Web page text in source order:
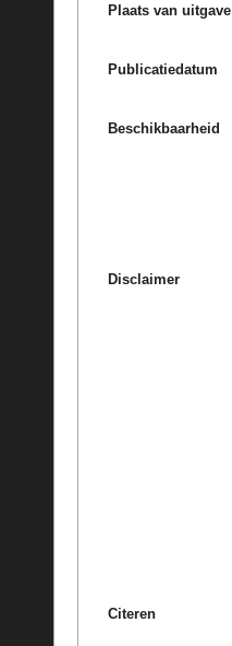
Plaats van uitgave
Publicatiedatum
Beschikbaarheid
Disclaimer
Citeren